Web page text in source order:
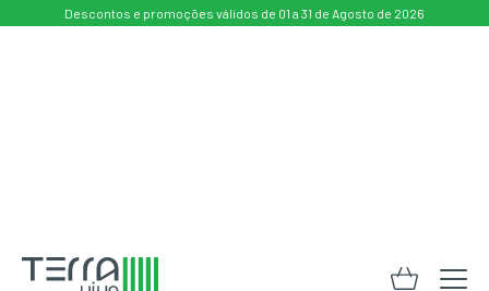
Descontos e promoções válidos de 01 a 31 de Agosto de 2026